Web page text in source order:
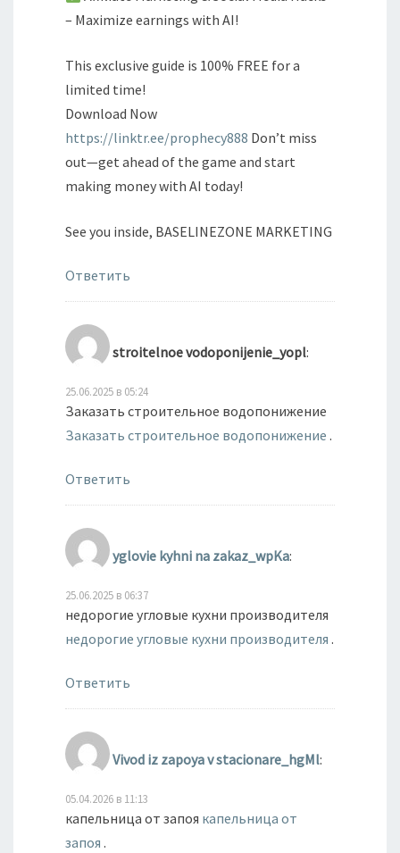
– Maximize earnings with AI!
This exclusive guide is 100% FREE for a
limited time!
Download Now
https://linktr.ee/prophecy888 Don’t miss
out—get ahead of the game and start
making money with AI today!
See you inside, BASELINEZONE MARKETING
Ответить
stroitelnoe vodoponijenie_yopl:
25.06.2025 в 05:24
Заказать строительное водопонижение
Заказать строительное водопонижение .
Ответить
yglovie kyhni na zakaz_wpKa:
25.06.2025 в 06:37
недорогие угловые кухни производителя
недорогие угловые кухни производителя .
Ответить
Vivod iz zapoya v stacionare_hgMl:
05.04.2026 в 11:13
капельница от запоя капельница от
запоя .